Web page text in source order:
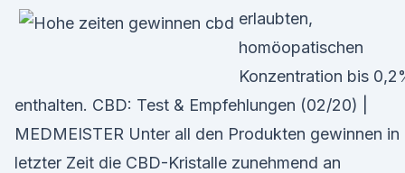
erlaubten,
homöopatischen
Konzentration bis
enthalten. CBD: Test & Empfehlungen (02/20) |
MEDMEISTER Unter all den Produkten gewinnen in
letzter Zeit die CBD-Kristalle zunehmend an